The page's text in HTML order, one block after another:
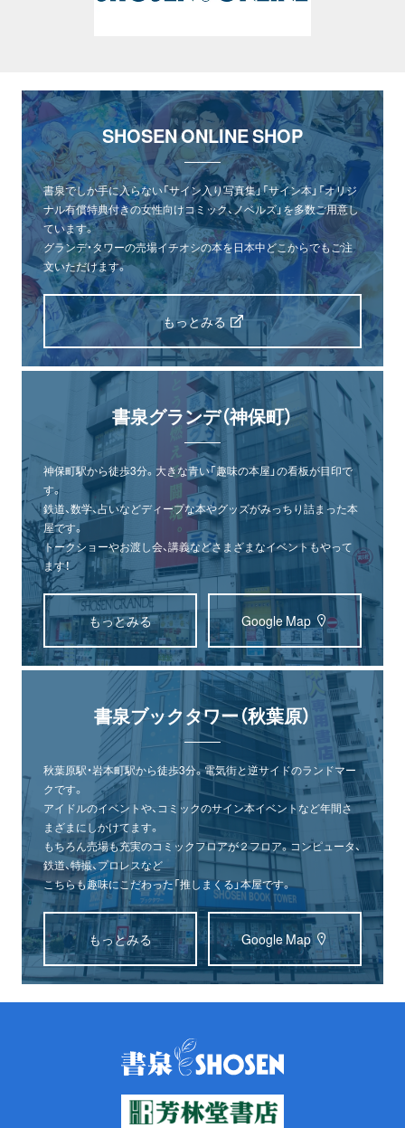
SHOSEN ONLINE SHOP
書泉でしか手に入らない「サイン入り写真集」「サイン本」「オリジ
ナル有償特典付きの女性向けコミック、ノベルズ」を多数ご用意し
ています。
グランデ・タワーの売場イチオシの本を日本中どこからでもご注
文いただけます。
もっとみる
書泉グランデ（神保町）
神保町駅から徒歩3分。大きな青い「趣味の本屋」の看板が目印で
す。
鉄道、数学、占いなどディープな本やグッズがみっちり詰まった本
屋です。
トークショーやお渡し会、講義などさまざまなイベントもやって
ます！
もっとみる Google Map
書泉ブックタワー（秋葉原）
秋葉原駅・岩本町駅から徒歩3分。電気街と逆サイドのランドマー
クです。
アイドルのイベントや、コミックのサイン本イベントなど年間さ
まざまにしかけてます。
もちろん売場も充実のコミックフロアが２フロア。コンピュータ、
鉄道、特撮、プロレスなど
こちらも趣味にこだわった「推しまくる」本屋です。
もっとみる Google Map